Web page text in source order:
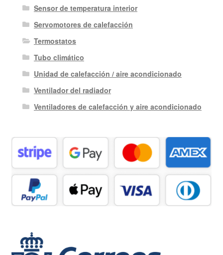
Sensor de temperatura interior
Servomotores de calefacción
Termostatos
Tubo climático
Unidad de calefacción / aire acondicionado
Ventilador del radiador
Ventiladores de calefacción y aire acondicionado